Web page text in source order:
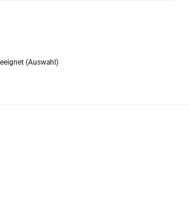
(Auswahl)